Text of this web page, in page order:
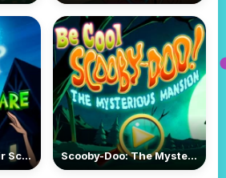
Scooby-Doo: Funfair Scare Scooby-Doo: The Mysterious Mansion